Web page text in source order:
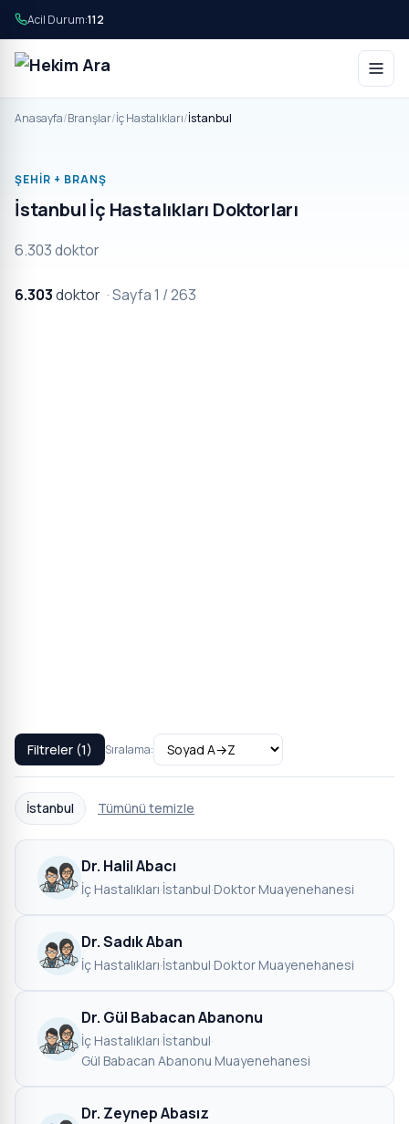
Acil Durum:112
Anasayfa/Branşlar/İç Hastalıkları/İstanbul
ŞEHIR + BRANŞ
İstanbul İç Hastalıkları Doktorları
6.303 doktor
6.303doktor · Sayfa 1 / 263
Filtreler (1) Sıralama:
İstanbul Tümünü temizle
Dr. Halil Abacı
İç Hastalıkları·İstanbul·Doktor Muayenehanesi
Dr. Sadık Aban
İç Hastalıkları·İstanbul·Doktor Muayenehanesi
Dr. Gül Babacan Abanonu
İç Hastalıkları·İstanbul·
Gül Babacan Abanonu Muayenehanesi
Dr. Zeynep Abasız